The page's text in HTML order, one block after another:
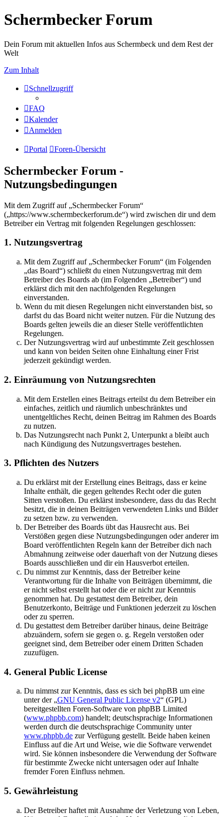
Schermbecker Forum
Dein Forum mit aktuellen Infos aus Schermbeck und dem Rest der
Welt
Zum Inhalt
Schnellzugriff
FAQ
Kalender
Anmelden
Portal Foren-Übersicht
Schermbecker Forum -
Nutzungsbedingungen
Mit dem Zugriff auf „Schermbecker Forum“
(„https://www.schermbeckerforum.de“) wird zwischen dir und dem
Betreiber ein Vertrag mit folgenden Regelungen geschlossen:
1. Nutzungsvertrag
Mit dem Zugriff auf „Schermbecker Forum“ (im Folgenden
„das Board“) schließt du einen Nutzungsvertrag mit dem
Betreiber des Boards ab (im Folgenden „Betreiber“) und
erklärst dich mit den nachfolgenden Regelungen
einverstanden.
Wenn du mit diesen Regelungen nicht einverstanden bist, so
darfst du das Board nicht weiter nutzen. Für die Nutzung des
Boards gelten jeweils die an dieser Stelle veröffentlichten
Regelungen.
Der Nutzungsvertrag wird auf unbestimmte Zeit geschlossen
und kann von beiden Seiten ohne Einhaltung einer Frist
jederzeit gekündigt werden.
2. Einräumung von Nutzungsrechten
Mit dem Erstellen eines Beitrags erteilst du dem Betreiber ein
einfaches, zeitlich und räumlich unbeschränktes und
unentgeltliches Recht, deinen Beitrag im Rahmen des Boards
zu nutzen.
Das Nutzungsrecht nach Punkt 2, Unterpunkt a bleibt auch
nach Kündigung des Nutzungsvertrages bestehen.
3. Pflichten des Nutzers
Du erklärst mit der Erstellung eines Beitrags, dass er keine
Inhalte enthält, die gegen geltendes Recht oder die guten
Sitten verstoßen. Du erklärst insbesondere, dass du das Recht
besitzt, die in deinen Beiträgen verwendeten Links und Bilder
zu setzen bzw. zu verwenden.
Der Betreiber des Boards übt das Hausrecht aus. Bei
Verstößen gegen diese Nutzungsbedingungen oder anderer im
Board veröffentlichten Regeln kann der Betreiber dich nach
Abmahnung zeitweise oder dauerhaft von der Nutzung dieses
Boards ausschließen und dir ein Hausverbot erteilen.
Du nimmst zur Kenntnis, dass der Betreiber keine
Verantwortung für die Inhalte von Beiträgen übernimmt, die
er nicht selbst erstellt hat oder die er nicht zur Kenntnis
genommen hat. Du gestattest dem Betreiber, dein
Benutzerkonto, Beiträge und Funktionen jederzeit zu löschen
oder zu sperren.
Du gestattest dem Betreiber darüber hinaus, deine Beiträge
abzuändern, sofern sie gegen o. g. Regeln verstoßen oder
geeignet sind, dem Betreiber oder einem Dritten Schaden
zuzufügen.
4. General Public License
Du nimmst zur Kenntnis, dass es sich bei phpBB um eine
unter der „GNU General Public License v2“ (GPL)
bereitgestellten Foren-Software von phpBB Limited
(www.phpbb.com) handelt; deutschsprachige Informationen
werden durch die deutschsprachige Community unter
www.phpbb.de zur Verfügung gestellt. Beide haben keinen
Einfluss auf die Art und Weise, wie die Software verwendet
wird. Sie können insbesondere die Verwendung der Software
für bestimmte Zwecke nicht untersagen oder auf Inhalte
fremder Foren Einfluss nehmen.
5. Gewährleistung
Der Betreiber haftet mit Ausnahme der Verletzung von Leben,